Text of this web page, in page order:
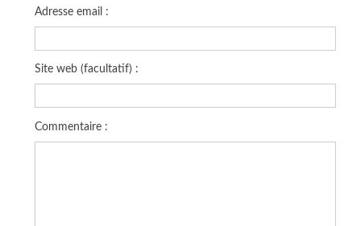
Adresse email :
Site web (facultatif) :
Commentaire :